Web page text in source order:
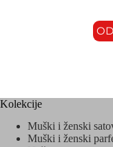
Kolekcije
Muški i ženski
Muški i ženski